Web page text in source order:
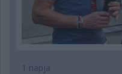
1 napja